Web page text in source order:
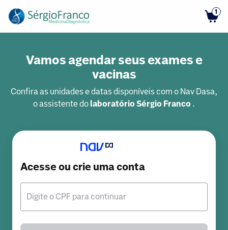
1
Vamos agendar seus exames e
vacinas
Confira as unidades e datas disponíveis com o Nav Dasa,
o assistente dolaboratório Sérgio Franco .
Acesse ou crie uma conta
Digite o CPF para continuar